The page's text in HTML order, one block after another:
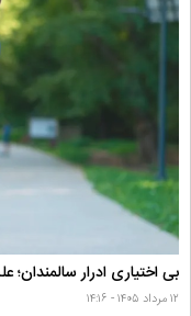
بی اختیاری ادرار
۱۲ مرداد ۱۴۰۵ - ۱۴:۱۶